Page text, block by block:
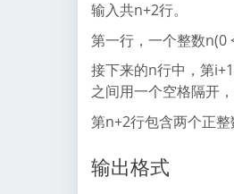
输入共n+2行。
第一行，一个整数n(0
接下来的n行中，第
之间用一个空格隔开
第n+2行包含两个正整
输出格式